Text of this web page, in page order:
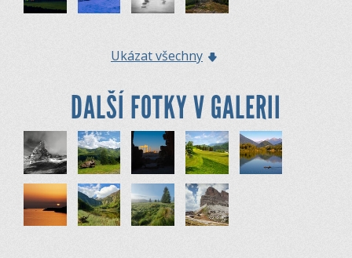
Ukázat všechny
DALŠÍ FOTKY V GALERII